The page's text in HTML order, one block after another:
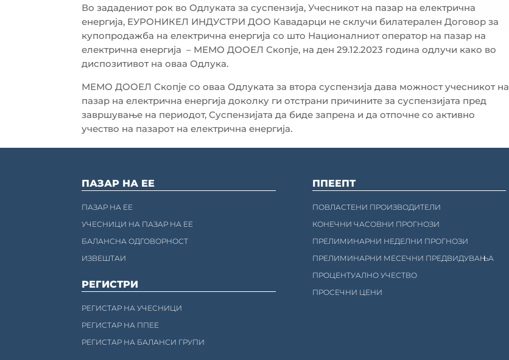
Во зададениот рок во Одлуката за суспензија, Учесникот на пазар на електрична
енергија, ЕУРОНИКЕЛ ИНДУСТРИ ДОО Кавадарци не склучи билатерален Договор за
купопродажба на електрична енергија со што Националниот оператор на пазар на
електрична енергија – МЕМО ДООЕЛ Скопје, на ден 29.12.2023 година одлучи како во
диспозитивот на оваа Одлука.
МЕМО ДООЕЛ Скопје со оваа Одлуката за втора суспензија дава можност учесникот на
пазар на електрична енергија доколку ги отстрани причините за суспензијата пред
завршување на периодот, Суспензијата да биде запрена и да отпочне со активно
учество на пазарот на електрична енергија.
ПАЗАР НА ЕЕ
ПАЗАР НА ЕЕ
УЧЕСНИЦИ НА ПАЗАР НА ЕЕ
БАЛАНСНА ОДГОВОРНОСТ
ИЗВЕШТАИ
РЕГИСТРИ
РЕГИСТАР НА УЧЕСНИЦИ
РЕГИСТАР НА ППЕЕ
РЕГИСТАР НА БАЛАНСИ ГРУПИ
ППЕЕПТ
ПОВЛАСТЕНИ ПРОИЗВОДИТЕЛИ
КОНЕЧНИ ЧАСОВНИ ПРОГНОЗИ
ПРЕЛИМИНАРНИ НЕДЕЛНИ ПРОГНОЗИ
ПРЕЛИМИНАРНИ МЕСЕЧНИ ПРЕДВИДУВАЊА
ПРОЦЕНТУАЛНО УЧЕСТВО
ПРОСЕЧНИ ЦЕНИ